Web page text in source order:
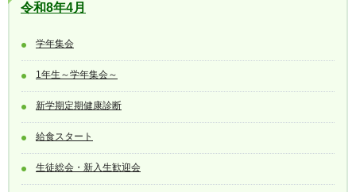
令和8年4月
学年集会
1年生～学年集会～
新学期定期健康診断
給食スタート
生徒総会・新入生歓迎会